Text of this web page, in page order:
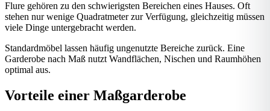
Flure gehören zu den schwierigsten Bereichen eines Hauses. Oft
stehen nur wenige Quadratmeter zur Verfügung, gleichzeitig müssen
viele Dinge untergebracht werden.
Standardmöbel lassen häufig ungenutzte Bereiche zurück. Eine
Garderobe nach Maß nutzt Wandflächen, Nischen und Raumhöhen
optimal aus.
Vorteile einer Maßgarderobe